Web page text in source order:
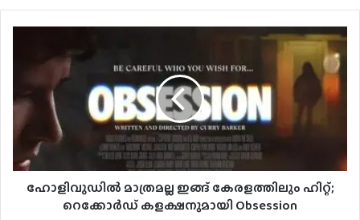
ഹോളിവുഡിൽ മാത്രമല്ല ഇങ്ങ് കേരളത്തിലും ഹിറ്റ്;
റെക്കോർഡ് കളക്ഷനുമായി Obsession